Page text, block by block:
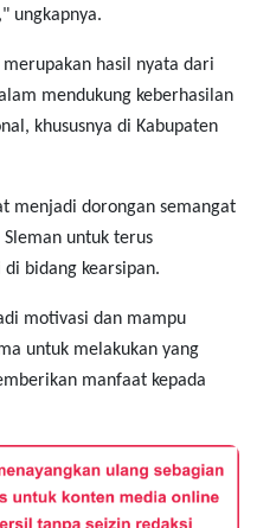
ungkapnya.
hasil nyata dari
mendukung keberhasilan
khususnya di Kabupaten
menjadi dorongan semangat
untuk terus
bidang kearsipan.
motivasi dan mampu
untuk melakukan yang
manfaat kepada